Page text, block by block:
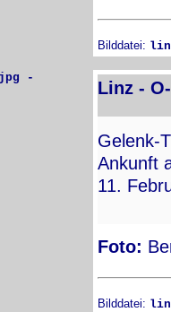
Bilddatei:
Linz -
Gelenk-
Ankunft
11.
Foto:
Bilddatei: